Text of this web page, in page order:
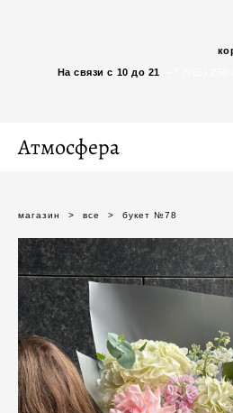
На связи с 10 до 21
+7 (925)
Атмосфера
магазин > все > букет №78